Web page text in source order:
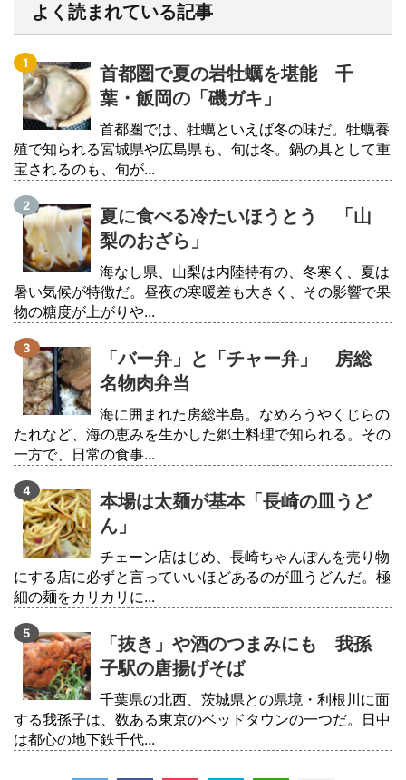
よく読まれている記事
首都圏で夏の岩牡蠣を堪能 千
葉・飯岡の「磯ガキ」
首都圏では、牡蠣といえば冬の味だ。牡蠣養
殖で知られる宮城県や広島県も、旬は冬。鍋の具として重
宝されるのも、旬が...
夏に食べる冷たいほうとう 「山
梨のおざら」
海なし県、山梨は内陸特有の、冬寒く、夏は
暑い気候が特徴だ。昼夜の寒暖差も大きく、その影響で果
物の糖度が上がりや...
「バー弁」と「チャー弁」 房総
名物肉弁当
海に囲まれた房総半島。なめろうやくじらの
たれなど、海の恵みを生かした郷土料理で知られる。その
一方で、日常の食事...
本場は太麺が基本「長崎の皿うど
ん」
チェーン店はじめ、長崎ちゃんぽんを売り物
にする店に必ずと言っていいほどあるのが皿うどんだ。極
細の麺をカリカリに...
「抜き」や酒のつまみにも 我孫
子駅の唐揚げそば
千葉県の北西、茨城県との県境・利根川に面
する我孫子は、数ある東京のベッドタウンの一つだ。日中
は都心の地下鉄千代...